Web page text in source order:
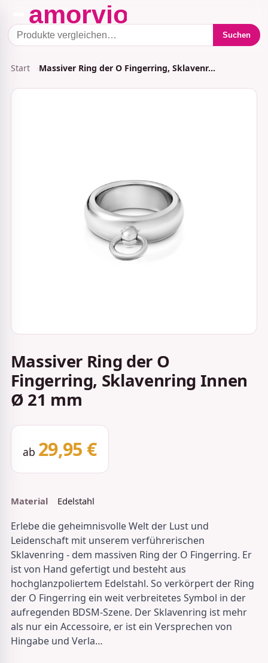
Suchen
Start Massiver Ring der O Fingerring, Sklavenr…
Massiver Ring der O
Fingerring, Sklavenring Innen
Ø 21 mm
ab 29,95 €
Material Edelstahl
Erlebe die geheimnisvolle Welt der Lust und
Leidenschaft mit unserem verführerischen
Sklavenring - dem massiven Ring der O Fingerring. Er
ist von Hand gefertigt und besteht aus
hochglanzpoliertem Edelstahl. So verkörpert der Ring
der O Fingerring ein weit verbreitetes Symbol in der
aufregenden BDSM-Szene. Der Sklavenring ist mehr
als nur ein Accessoire, er ist ein Versprechen von
Hingabe und Verla…